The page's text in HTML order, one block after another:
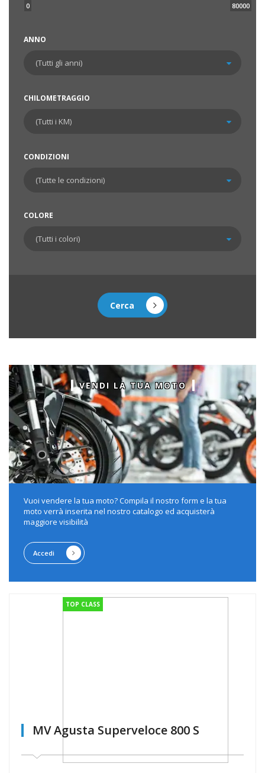
0 80000
ANNO
CHILOMETRAGGIO
CONDIZIONI
COLORE
Cerca
VENDI LA TUA MOTO
Vuoi vendere la tua moto? Compila il nostro form e la tua
moto verrà inserita nel nostro catalogo ed acquisterà
maggiore visibilità
Accedi
TOP CLASS
MV Agusta Superveloce 800 S